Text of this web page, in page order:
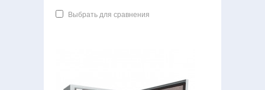
Выбрать для сравнения